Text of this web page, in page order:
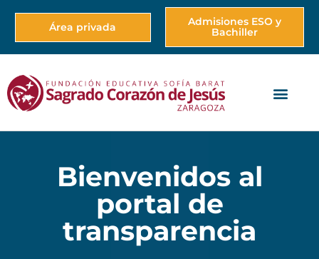
Área privada
Admisiones ESO y
Bachiller
Bienvenidos al
portal de
transparencia